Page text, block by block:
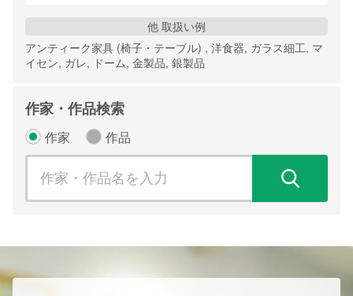
他 取扱い例
アンティーク家具 (椅子・テーブル) , 洋食器, ガラス細工, マ
イセン, ガレ, ドーム, 金製品, 銀製品
作家・作品検索
作家 作品